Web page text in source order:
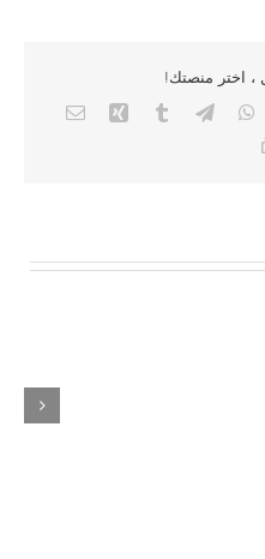
، اختر منصتك!
WhatsApp
Telegram
Tumblr
Xing
Email
Üzərindəki